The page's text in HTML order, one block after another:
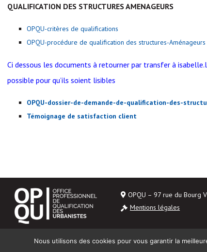
QUALIFICATION DES STRUCTURES AMENAGEURS
OPQU-critères de qualifications
OPQU-procédure de qualification des structures-Aménageurs
Ci dessous les documents à retourner par transfer à
possible pour qu’ils soient lisibles
OPQU-dossier-de-demande-de-qualification-des-
Témoignage de satisfaction client
OPQU – 97 rue du Bourg
Mentions légales
Nous utilisons des cookies pour vous garantir la